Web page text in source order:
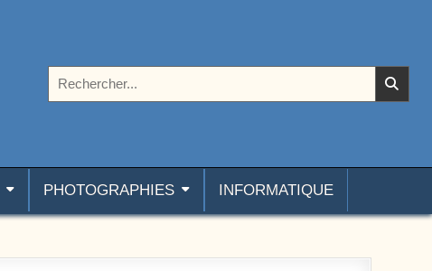
PHOTOGRAPHIES INFORMATIQUE